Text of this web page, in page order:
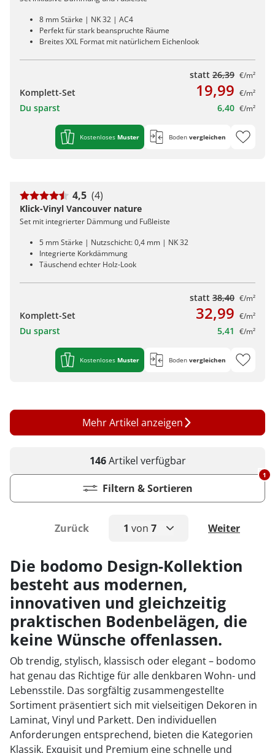
8 mm Stärke | NK 32 | AC4
Perfekt für stark beanspruchte Räume
Breites XXL Format mit natürlichem Eichenlook
statt 26,39 €/m²
Komplett-Set 19,99 €/m²
Du sparst 6,40 €/m²
Kostenloses Muster Boden vergleichen
4,5 (4)
Klick-Vinyl Vancouver nature
Set mit integrierter Dämmung und Fußleiste
5 mm Stärke | Nutzschicht: 0,4 mm | NK 32
Integrierte Korkdämmung
Täuschend echter Holz-Look
statt 38,40 €/m²
Komplett-Set 32,99 €/m²
Du sparst 5,41 €/m²
Kostenloses Muster Boden vergleichen
Mehr Artikel anzeigen
146Artikel verfügbar
Zurück 1 von 7
2
3
4
5
6
7
Weiter
Filtern & Sortieren
1
Die bodomo Design-Kollektion
besteht aus modernen,
innovativen und gleichzeitig
praktischen Bodenbelägen, die
keine Wünsche offenlassen.
Ob trendig, stylisch, klassisch oder elegant – bodomo
hat genau das Richtige für alle denkbaren Wohn- und
Lebensstile. Das sorgfältig zusammengestellte
Sortiment präsentiert sich mit vielseitigen Dekoren in
Laminat, Vinyl und Parkett. Den individuellen
Anforderungen entsprechend, bieten die Kategorien
Klassik, Exquisit und Premium eine schnelle und